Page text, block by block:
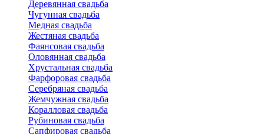
Деревянная свадьба
Чугунная свадьба
Медная свадьба
Жестяная свадьба
Фаянсовая свадьба
Оловянная свадьба
Хрустальная свадьба
Фарфоровая свадьба
Серебряная свадьба
Жемчужная свадьба
Коралловая свадьба
Рубиновая свадьба
Сапфировая свадьба